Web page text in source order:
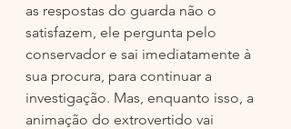
as respostas do guarda não o
satisfazem, ele pergunta pelo
conservador e sai imediatamente à
sua procura, para continuar a
investigação. Mas, enquanto isso, a
animação do extrovertido vai